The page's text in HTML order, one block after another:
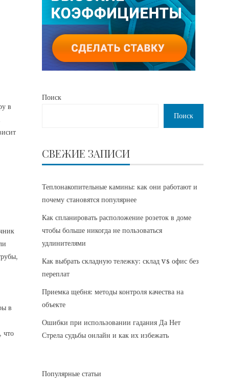
в
в
что
Поиск
Поиск
СВЕЖИЕ ЗАПИСИ
Теплонакопительные камины: как они работают и
почему становятся популярнее
Как спланировать расположение розеток в доме
чтобы больше никогда не пользоваться
удлинителями
Как выбрать складную тележку: склад vs офис без
переплат
Приемка щебня: методы контроля качества на
объекте
Ошибки при использовании гадания Да Нет
Стрела судьбы онлайн и как их избежать
Популярные статьи